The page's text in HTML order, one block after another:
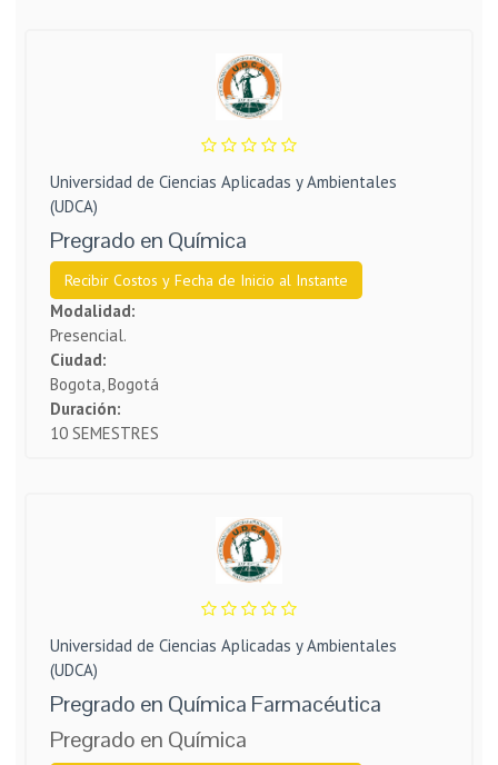
Universidad de Ciencias Aplicadas y Ambientales
(UDCA)
Pregrado en Química
Recibir Costos y Fecha de Inicio al Instante
Modalidad:
Presencial.
Ciudad:
Bogota, Bogotá
Duración:
10 SEMESTRES
Universidad de Ciencias Aplicadas y Ambientales
(UDCA)
Pregrado en Química Farmacéutica
Pregrado en Química